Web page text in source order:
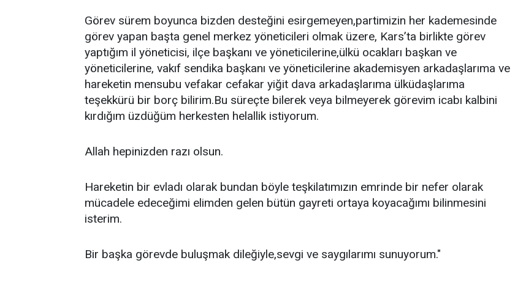
Görev sürem boyunca bizden desteğini esirgemeyen,partimizin her kademesinde
görev yapan başta genel merkez yöneticileri olmak üzere, Kars’ta birlikte görev
yaptığım il yöneticisi, ilçe başkanı ve yöneticilerine,ülkü ocakları başkan ve
yöneticilerine, vakıf sendika başkanı ve yöneticilerine akademisyen arkadaşlarıma ve
hareketin mensubu vefakar cefakar yiğit dava arkadaşlarıma ülküdaşlarıma
teşekkürü bir borç bilirim.Bu süreçte bilerek veya bilmeyerek görevim icabı kalbini
kırdığım üzdüğüm herkesten helallik istiyorum.
Allah hepinizden razı olsun.
Hareketin bir evladı olarak bundan böyle teşkilatımızın emrinde bir nefer olarak
mücadele edeceğimi elimden gelen bütün gayreti ortaya koyacağımı bilinmesini
isterim.
Bir başka görevde buluşmak dileğiyle,sevgi ve saygılarımı sunuyorum."